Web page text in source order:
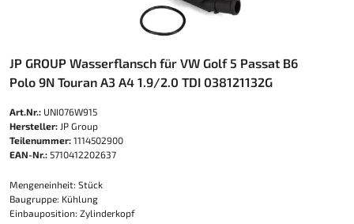
JP GROUP Wasserflansch für VW Golf 5 Passat B6
Polo 9N Touran A3 A4 1.9/2.0 TDI 038121132G
Art.Nr.: UNI076W915
Hersteller: JP Group
Teilenummer: 1114502900
EAN-Nr.: 5710412202637
Mengeneinheit: Stück
Baugruppe: Kühlung
Einbauposition: Zylinderkopf